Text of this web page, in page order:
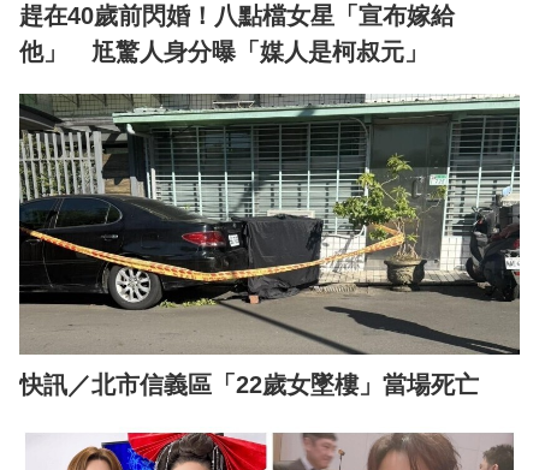
趕在40歲前閃婚！八點檔女星「宣布嫁給
他」 尪驚人身分曝「媒人是柯叔元」
快訊／北市信義區「22歲女墜樓」當場死亡